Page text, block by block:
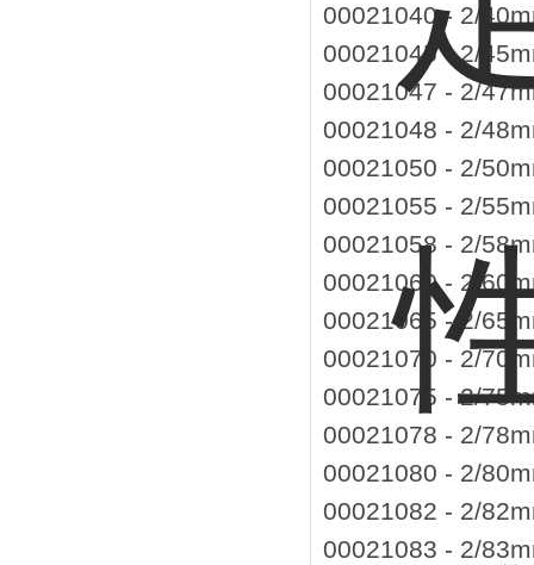
00021040 - 2/
00021045 - 2/
00021047 - 2/
00021048 - 2/
00021050 - 2/
00021055 - 2/
00021058 - 2/
00021060 - 2/
00021065 - 2/
00021070 - 2/
00021075 - 2/
00021078 - 2/
00021080 - 2/
00021082 - 2/
00021083 - 2/